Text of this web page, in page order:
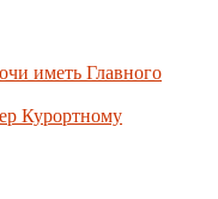
иметь Главного
Курортному